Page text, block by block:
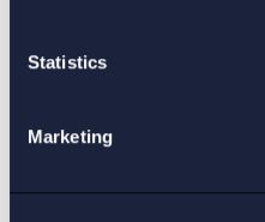
Statistics
Marketing
KONTAKT:
Niclas Hermansson